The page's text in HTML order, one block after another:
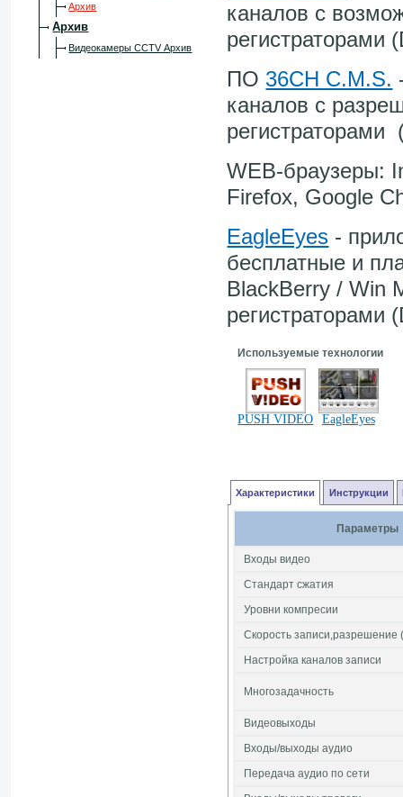
Архив
Архив
Видеокамеры CCTV Архив
каналов с
регистраторами
ПО 36CH C.M.S.
каналов с
регистраторами
WEB-браузеры:
Firefox, Google
EagleEyes -
бесплатные и
BlackBerry / Win
регистраторами
Используемые технологии
PUSH VIDEO EagleEyes
Характеристики Инструкции
Параметры
Входы видео
Стандарт сжатия
Уровни компресии
Скорость записи,разрешение
Настройка каналов записи
Многозадачность
Видеовыходы
Входы/выходы аудио
Передача аудио по сети